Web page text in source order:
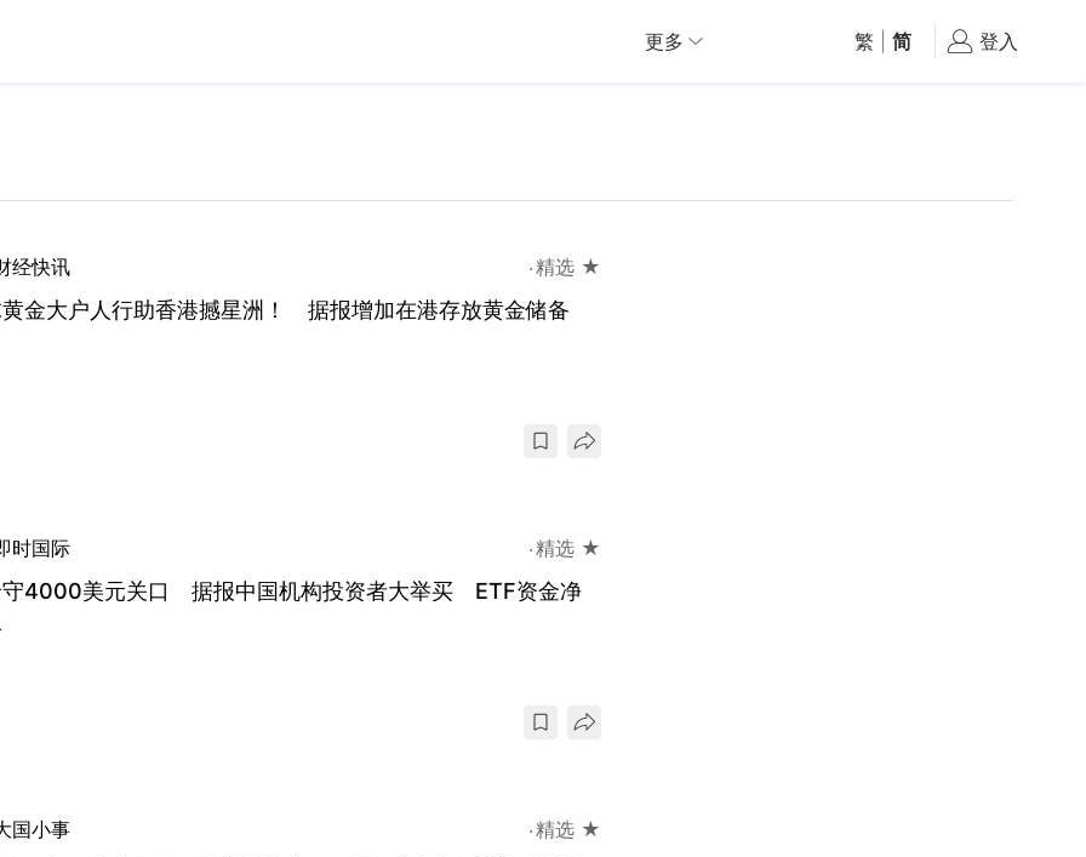
更多 繁 简 登入
经快讯 精选 ★
金大户人行助香港撼星洲！ 据报增加在港存放黄金储备
时国际 精选 ★
4000美元关口 据报中国机构投资者大举买 ETF资金净
国小事 精选 ★